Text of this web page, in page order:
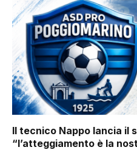
Il tecnico Nappo lancia il
“l’atteggiamento è la